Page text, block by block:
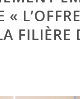
FILIÈRE